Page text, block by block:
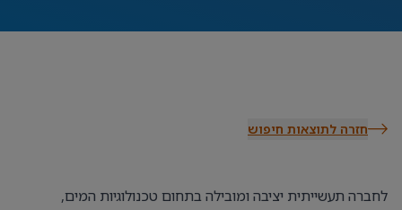
חזרה לתוצאות חיפוש
לחברה תעשייתית יציבה ומובילה בתחום טכנולוגיות המים,